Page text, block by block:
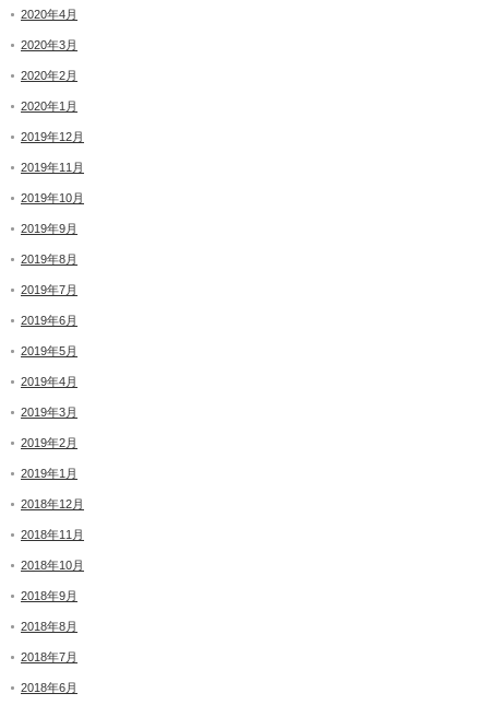
2020年4月
2020年3月
2020年2月
2020年1月
2019年12月
2019年11月
2019年10月
2019年9月
2019年8月
2019年7月
2019年6月
2019年5月
2019年4月
2019年3月
2019年2月
2019年1月
2018年12月
2018年11月
2018年10月
2018年9月
2018年8月
2018年7月
2018年6月